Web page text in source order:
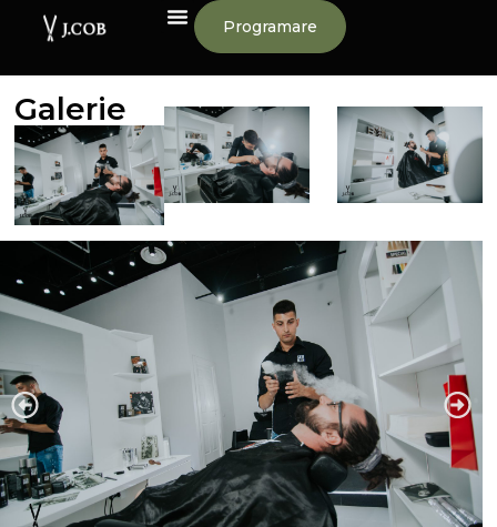
Programare
Galerie